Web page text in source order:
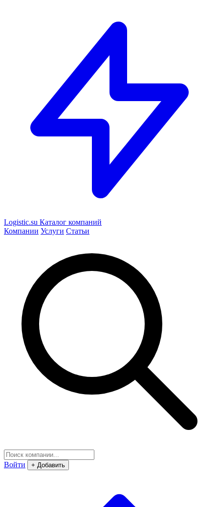
Logistic.su Каталог компаний
Компании Услуги Статьи
Войти + Добавить